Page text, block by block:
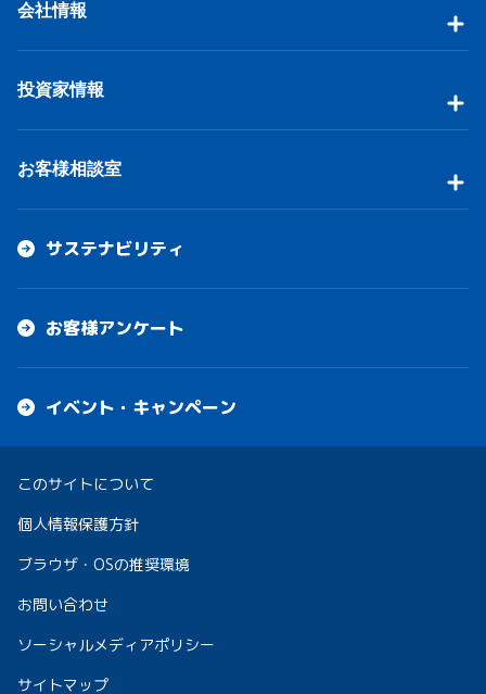
会社情報
投資家情報
お客様相談室
サステナビリティ
お客様アンケート
イベント・キャンペーン
このサイトについて
個人情報保護方針
ブラウザ・OSの推奨環境
お問い合わせ
ソーシャルメディアポリシー
サイトマップ